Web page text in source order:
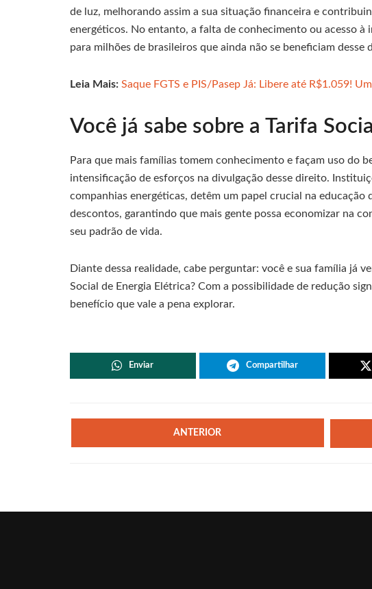
de luz, melhorando assim a sua situação financeira e
energéticos. No entanto, a falta de conhecimento ou acesso
para milhões de brasileiros que ainda não se beneficiam desse
Leia Mais: Saque FGTS e PIS/Pasep Já: Libere até R$1.059!
Você já sabe sobre a Tarifa
Para que mais famílias tomem conhecimento e façam uso do
intensificação de esforços na divulgação desse direito.
companhias energéticas, detêm um papel crucial na educação
descontos, garantindo que mais gente possa economizar na
seu padrão de vida.
Diante dessa realidade, cabe perguntar: você e sua família já
Social de Energia Elétrica? Com a possibilidade de redução
benefício que vale a pena explorar.
Enviar Compartilhar
ANTERIOR